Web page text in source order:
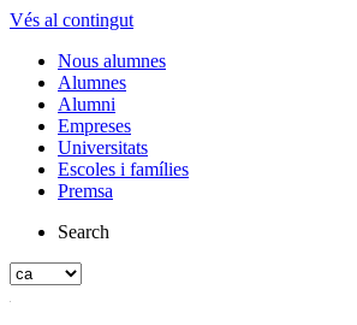
Vés al contingut
Nous alumnes
Alumnes
Alumni
Empreses
Universitats
Escoles i famílies
Premsa
Search